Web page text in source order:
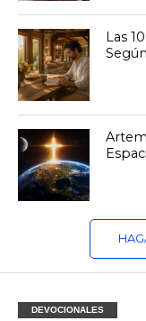
Las
DEVOCIONALES